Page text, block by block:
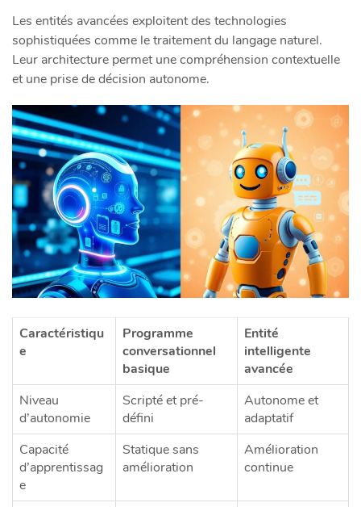
Les entités avancées exploitent des technologies
sophistiquées comme le traitement du langage naturel.
Leur architecture permet une compréhension contextuelle
et une prise de décision autonome.
Caractéristiqu
e
Programme
conversationnel
basique
Entité
intelligente
avancée
Niveau
d’autonomie
Scripté et pré-
défini
Autonome et
adaptatif
Capacité
d’apprentissag
e
Statique sans
amélioration
Amélioration
continue